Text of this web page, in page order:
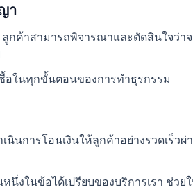
า
ลูกค้าสามารถพิจารณาและตัดสินใจว่
ในทุกขั้นตอนของการทำธุรกรรม
นินการโอนเงินให้ลูกค้าอย่างรวดเร็
หนึ่งในข้อได้เปรียบของบริการเรา ช่